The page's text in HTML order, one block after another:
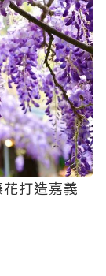
打造嘉義